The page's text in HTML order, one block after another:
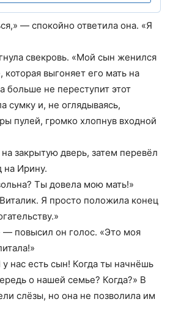
— спокойно ответила она. «Я
свекровь. «Мой сын женился
выгоняет его мать на
больше не переступит этот
сумку и, не оглядываясь,
пулей, громко хлопнув входной
закрытую дверь, затем перевёл
на Ирину.
Ты довела мою мать!»
Я просто положила конец
— повысил он голос. «Это моя
нас есть сын! Когда ты начнёшь
о нашей семье? Когда?» В
слёзы, но она не позволила им